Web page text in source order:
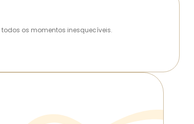
os momentos inesquecíveis.